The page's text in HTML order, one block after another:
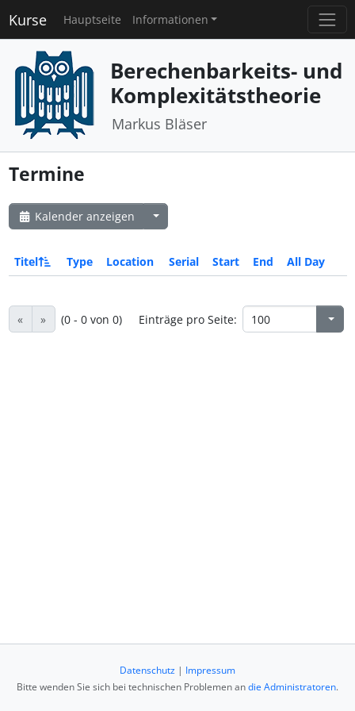
Kurse Hauptseite Informationen
Berechenbarkeits- und
Komplexitätstheorie
Markus Bläser
Termine
Kalender anzeigen
Titel Type Location Serial Start End All Day
« » (0 - 0 von 0) Einträge pro Seite:
Datenschutz | Impressum
Bitte wenden Sie sich bei technischen Problemen andie Administratoren.